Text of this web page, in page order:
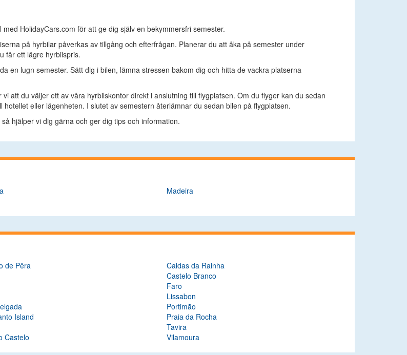
HolidayCars.com för att ge dig själv en bekymmersfri semester.
på hyrbilar påverkas av tillgång och efterfrågan. Planerar du att åka på semester under
får ett lägre hyrbilspris.
en lugn semester. Sätt dig i bilen, lämna stressen bakom dig och hitta de vackra platserna
att du väljer ett av våra hyrbilskontor direkt i anslutning till flygplatsen. Om du flyger kan du sedan
eller lägenheten. I slutet av semestern återlämnar du sedan bilen på flygplatsen.
hjälper vi dig gärna och ger dig tips och information.
Madeira
de Pêra
Caldas da Rainha
Castelo Branco
Faro
Lissabon
Portimão
Island
Praia da Rocha
Tavira
Castelo Vilamoura